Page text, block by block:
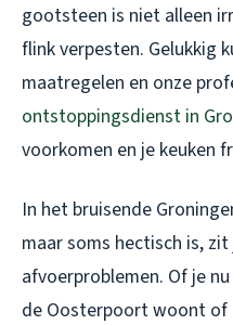
gootsteen is niet alleen
flink verpesten. Gelukkig
maatregelen en onze
ontstoppingsdienst in
voorkomen en je keuken
In het bruisende
maar soms hectisch is,
afvoerproblemen. Of je
de Oosterpoort woont of